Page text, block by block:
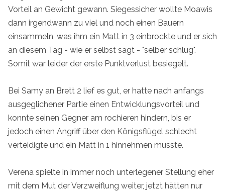
Vorteil an Gewicht gewann. Siegessicher wollte Moawis
dann irgendwann zu viel und noch einen Bauern
einsammeln, was ihm ein Matt in 3 einbrockte und er sich
an diesem Tag - wie er selbst sagt - "selber schlug".
Somit war leider der erste Punktverlust besiegelt.
Bei Samy an Brett 2 lief es gut, er hatte nach anfangs
ausgeglichener Partie einen Entwicklungsvorteil und
konnte seinen Gegner am rochieren hindern, bis er
jedoch einen Angriff über den Königsflügel schlecht
verteidigte und ein Matt in 1 hinnehmen musste.
Verena spielte in immer noch unterlegener Stellung eher
mit dem Mut der Verzweiflung weiter, jetzt hätten nur